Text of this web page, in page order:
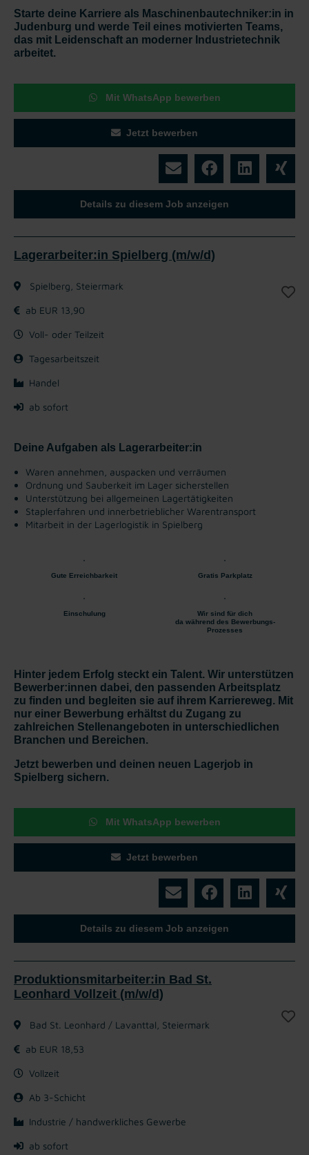
Starte deine Karriere als Maschinenbautechniker:in in
Judenburg und werde Teil eines motivierten Teams,
das mit Leidenschaft an moderner Industrietechnik
arbeitet.
Mit WhatsApp bewerben
Jetzt bewerben
Details zu diesem Job anzeigen
Lagerarbeiter:in Spielberg (m/w/d)
Spielberg, Steiermark
ab EUR 13,90
Voll- oder Teilzeit
Tagesarbeitszeit
Handel
ab sofort
Deine Aufgaben als Lagerarbeiter:in
Waren annehmen, auspacken und verräumen
Ordnung und Sauberkeit im Lager sicherstellen
Unterstützung bei allgemeinen Lagertätigkeiten
Staplerfahren und innerbetrieblicher Warentransport
Mitarbeit in der Lagerlogistik in Spielberg
Gute Erreichbarkeit Gratis Parkplatz
Einschulung
Wir sind für dich
da während des Bewerbungs-
Prozesses
Hinter jedem Erfolg steckt ein Talent. Wir unterstützen
Bewerber:innen dabei, den passenden Arbeitsplatz
zu finden und begleiten sie auf ihrem Karriereweg. Mit
nur einer Bewerbung erhältst du Zugang zu
zahlreichen Stellenangeboten in unterschiedlichen
Branchen und Bereichen.
Jetzt bewerben und deinen neuen Lagerjob in
Spielberg sichern.
Mit WhatsApp bewerben
Jetzt bewerben
Details zu diesem Job anzeigen
Produktionsmitarbeiter:in Bad St.
Leonhard Vollzeit (m/w/d)
Bad St. Leonhard / Lavanttal, Steiermark
ab EUR 18,53
Vollzeit
Ab 3-Schicht
Industrie / handwerkliches Gewerbe
ab sofort